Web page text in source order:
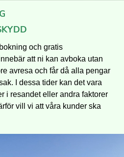
och gratis
att ni kan avboka utan
avresa och får då alla pengar
I dessa tider kan det vara
i resandet eller andra faktorer
vill vi att våra kunder ska